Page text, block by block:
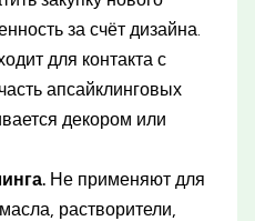
за счёт дизайна.
для контакта с
апсайклинговых
декором или
Не применяют для
растворители,